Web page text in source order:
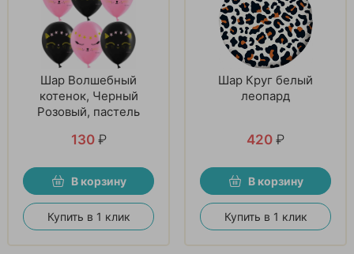
Шар Волшебный
котенок, Черный
Розовый, пастель
130 ₽
В корзину
Купить в 1 клик
Шар Круг белый
леопард
420 ₽
В корзину
Купить в 1 клик